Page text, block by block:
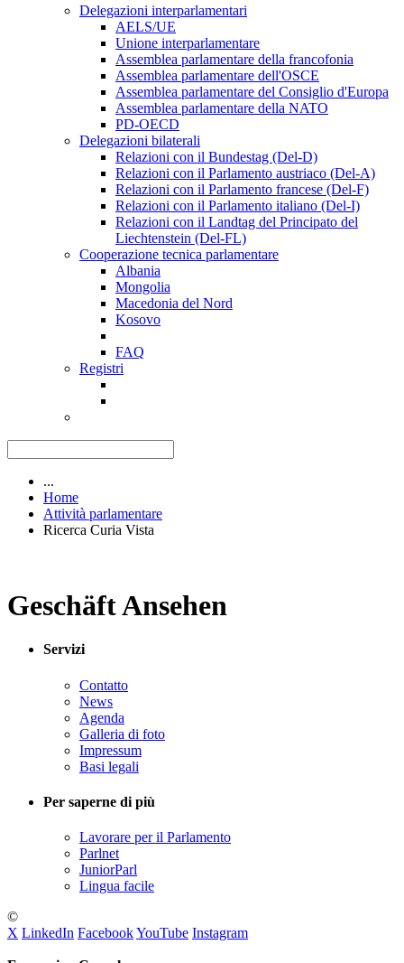
Delegazioni interparlamentari
AELS/UE
Unione interparlamentare
Assemblea parlamentare della francofonia
Assemblea parlamentare dell'OSCE
Assemblea parlamentare del Consiglio d'Europa
Assemblea parlamentare della NATO
PD-OECD
Delegazioni bilaterali
Relazioni con il Bundestag (Del-D)
Relazioni con il Parlamento austriaco (Del-A)
Relazioni con il Parlamento francese (Del-F)
Relazioni con il Parlamento italiano (Del-I)
Relazioni con il Landtag del Principato del
Liechtenstein (Del-FL)
Cooperazione tecnica parlamentare
Albania
Mongolia
Macedonia del Nord
Kosovo
FAQ
Registri
...
Home
Attività parlamentare
Ricerca Curia Vista
Geschäft Ansehen
Servizi
Contatto
News
Agenda
Galleria di foto
Impressum
Basi legali
Per saperne di più
Lavorare per il Parlamento
Parlnet
JuniorParl
Lingua facile
©
X LinkedIn FacebookYouTube Instagram